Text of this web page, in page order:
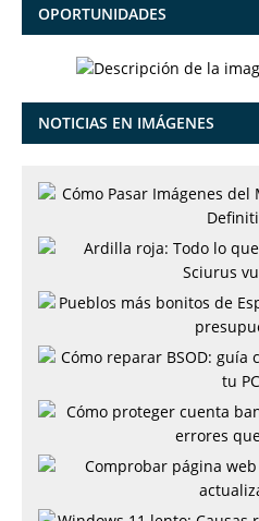
OPORTUNIDADES
NOTICIAS EN IMÁGENES